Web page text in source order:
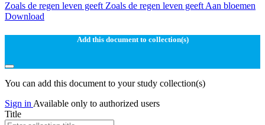
Zoals de regen leven geeft Zoals de regen leven geeft Aan bloemen
Download
Add this document to collection(s)
You can add this document to your study collection(s)
Sign in Available only to authorized users
Title